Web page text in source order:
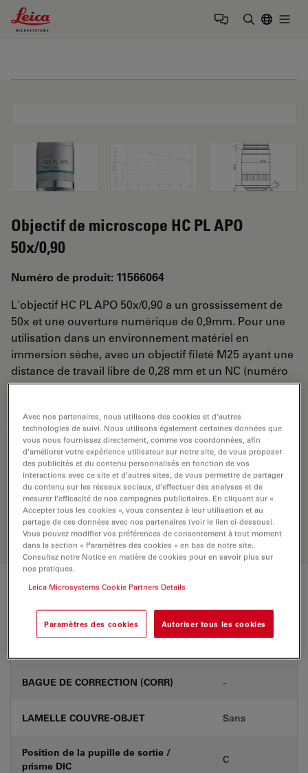
Leica Microsystems Logo
Objectif de microscope HC PL APO
50x/0,90
Numéro de produit: 11566064
L'objectif HC PL APO 50x/0,90 a un grossissement de
50x et une ouverture numérique de 0,9mm. Pour une
utilisation dans un environnement matériel en
immersion sèche, avec un objectif fileté M25 ayant une
distance de travail libre de 0,28 mm et un NC (numéro
de champ) de 25.
DEMANDE DE DEVIS
Découvrez la solution idéale.
Explorez notresélecteur d’objectifs
comparez les alternatives et trouvez
l’option la mieux adaptée à vos
besoins.
Caractéristiques techniques
BAGUE DE CORRECTION (CORR) -
LAMELLE COUVRE-OBJET Sans
Position de la pupille de sortie /
prisme DIC
C
Avec nos partenaires, nous utilisons des cookies et d’autres
technologies de suivi. Nous utilisons également certaines données que
vous nous fournissez directement, comme vos coordonnées, afin
d’améliorer votre expérience utilisateur sur notre site, de vous proposer
des publicités et du contenu personnalisés en fonction de vos
interactions avec ce site et d’autres sites, de vous permettre de partager
du contenu sur les réseaux sociaux, d’effectuer des analyses et de
mesurer l’efficacité de nos campagnes publicitaires. En cliquant sur «
Accepter tous les cookies », vous consentez à leur utilisation et au
partage de ces données avec nos partenaires (voir le lien ci-dessous).
Vous pouvez modifier vos préférences de consentement à tout moment
dans la section « Paramètres des cookies » en bas de notre site.
Consultez notre Notice en matière de cookies pour en savoir plus sur
nos pratiques.
Leica Microsystems Cookie Partners Details
Paramètres des cookies Autoriser tous les cookies